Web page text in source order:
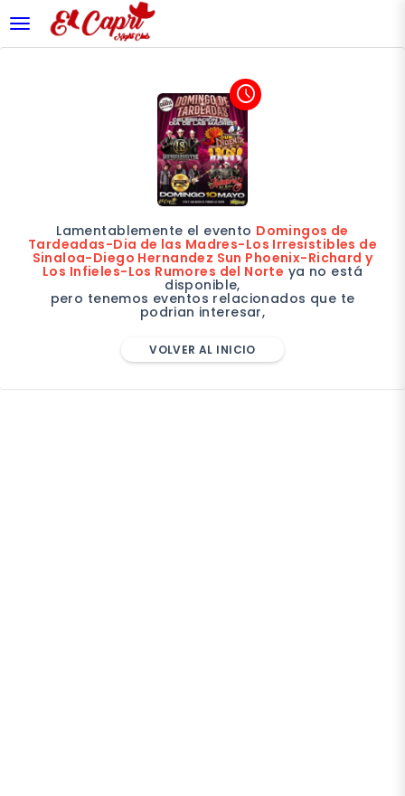
desplegar navegación
access_time
Lamentablemente el evento Domingos de
Tardeadas-Dia de las Madres-Los Irresistibles de
Sinaloa-Diego Hernandez Sun Phoenix-Richard y
Los Infieles-Los Rumores del Norte ya no está
disponible,
pero tenemos eventos relacionados que te
podrian interesar,
VOLVER AL INICIO